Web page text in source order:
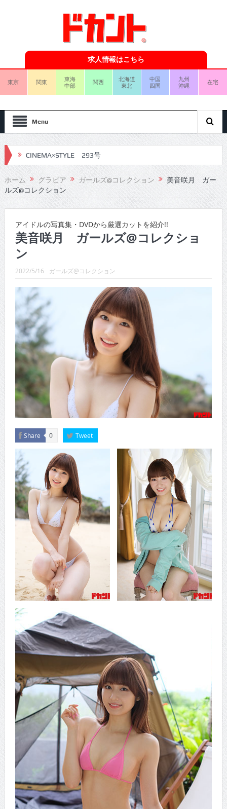
求人情報はこちら
東京 関東
東海
中部
関西
北海道
東北
中国
四国
九州
沖縄
在宅
Menu
CINEMA×STYLE 293号
CINEMA×STYLE 292号
CINEMA×STYLE 291号
CINEMA×STYLE 289号
CINEMA×STYLE 288号
CINEMA×STYLE 287号
CINEMA×STYLE 286号
CINEMA×STYLE 285号
CINEMA×STYLE 294号
ホーム グラビア ガールズ@コレクション
美音咲月 ガー
ルズ@コレクション
アイドルの写真集・DVDから厳選カットを紹介!!
美音咲月 ガールズ@コレクショ
ン
2022/5/16 ガールズ@コレクション
Share 0 Tweet